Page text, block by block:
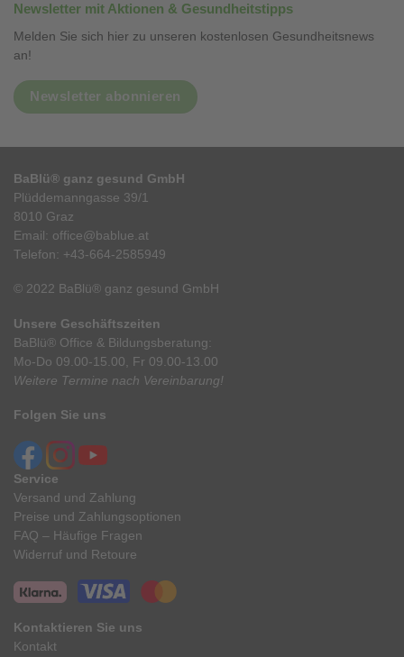
Newsletter mit Aktionen & Gesundheitstipps
Melden Sie sich hier zu unseren kostenlosen Gesundheitsnews
an!
Newsletter abonnieren
BaBlü® ganz gesund GmbH
Plüddemanngasse 39/1
8010 Graz
Email: office@bablue.at
Telefon: +43-664-2585949
© 2022 BaBlü® ganz gesund GmbH
Unsere Geschäftszeiten
BaBlü® Office & Bildungsberatung:
Mo-Do 09.00-15.00, Fr 09.00-13.00
Weitere Termine nach Vereinbarung!
Folgen Sie uns
Service
Versand und Zahlung
Preise und Zahlungsoptionen
FAQ – Häufige Fragen
Widerruf und Retoure
Kontaktieren Sie uns
Kontakt